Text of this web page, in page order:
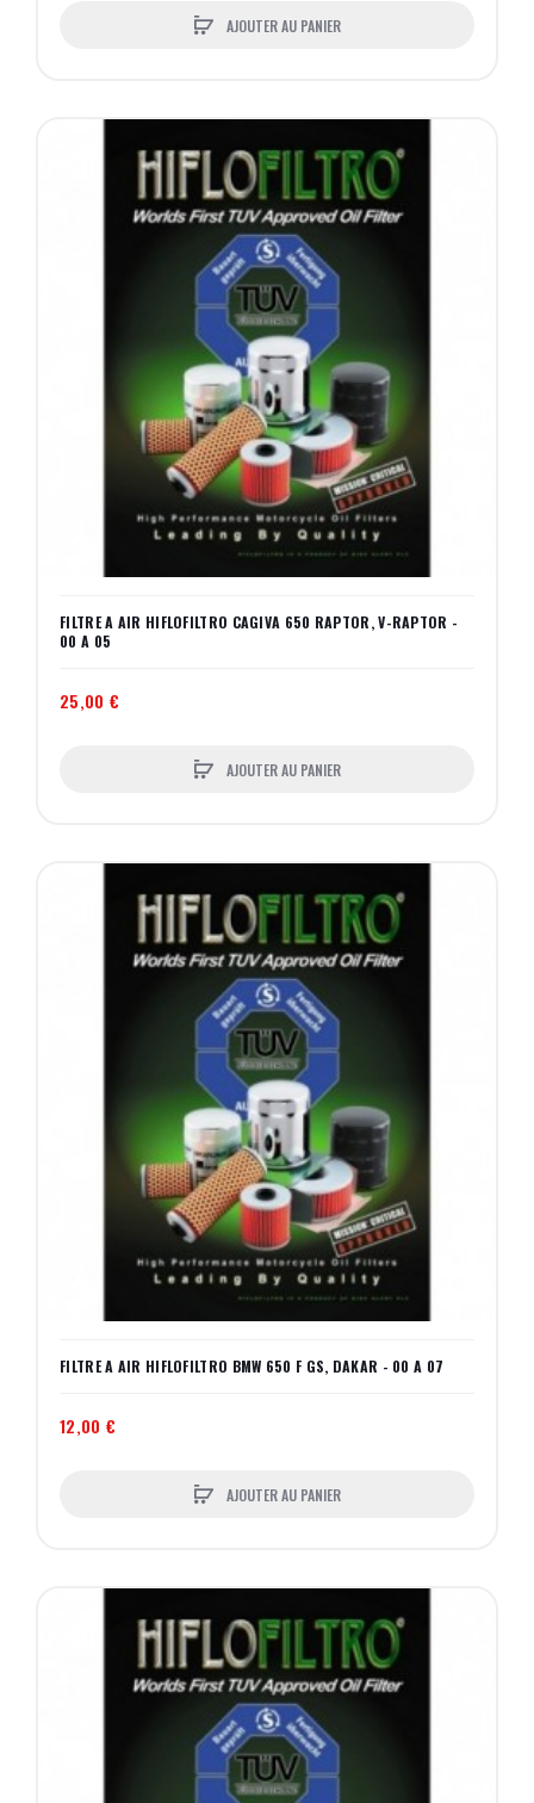
AJOUTER AU PANIER
FILTRE A AIR HIFLOFILTRO CAGIVA 650 RAPTOR, V-RAPTOR -
00 A 05
25,00 €
AJOUTER AU PANIER
FILTRE A AIR HIFLOFILTRO BMW 650 F GS, DAKAR - 00 A 07
12,00 €
AJOUTER AU PANIER